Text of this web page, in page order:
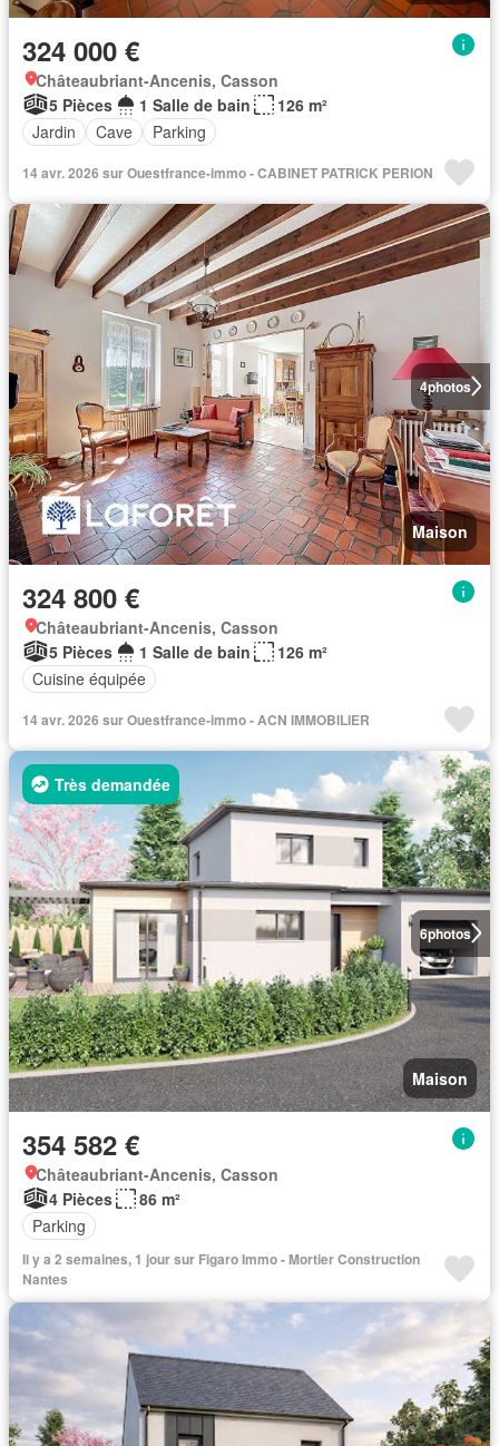
324 000 €
Châteaubriant-Ancenis, Casson
5 Pièces
1 Salle de bain
126 m²
Jardin
Cave Parking
14 avr. 2026 sur Ouestfrance-immo - CABINET PATRICK PERION
4photos
Maison
324 800 €
Châteaubriant-Ancenis, Casson
5 Pièces
1 Salle de bain
126 m²
Cuisine équipée
14 avr. 2026 sur Ouestfrance-immo - ACN IMMOBILIER
6photos
Très demandée
Maison
354 582 €
Châteaubriant-Ancenis, Casson
4 Pièces
86 m²
Parking
Il y a 2 semaines, 1 jour sur Figaro Immo - Mortier Construction
Nantes